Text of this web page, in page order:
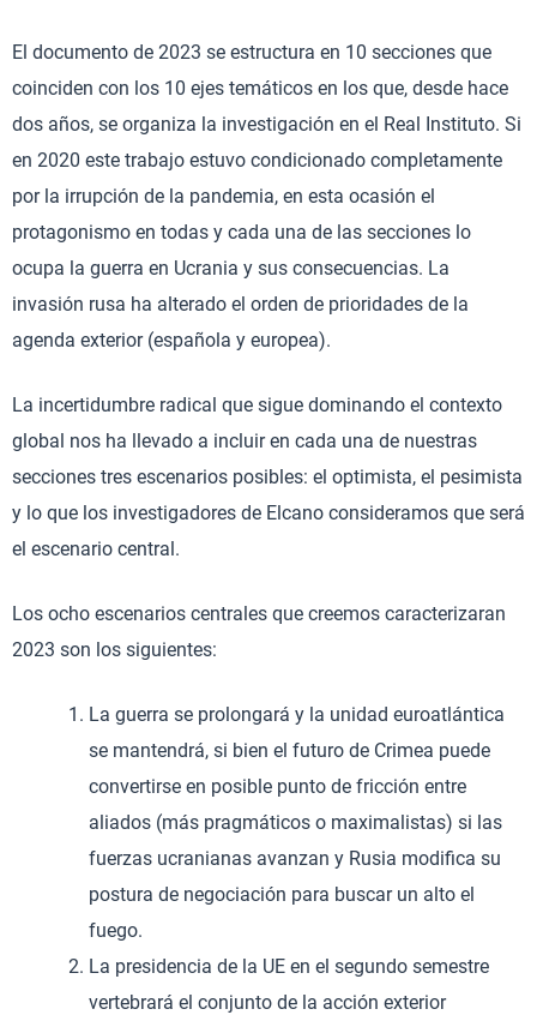
El documento de 2023 se estructura en 10 secciones que
coinciden con los 10 ejes temáticos en los que, desde hace
dos años, se organiza la investigación en el Real Instituto. Si
en 2020 este trabajo estuvo condicionado completamente
por la irrupción de la pandemia, en esta ocasión el
protagonismo en todas y cada una de las secciones lo
ocupa la guerra en Ucrania y sus consecuencias. La
invasión rusa ha alterado el orden de prioridades de la
agenda exterior (española y europea).
La incertidumbre radical que sigue dominando el contexto
global nos ha llevado a incluir en cada una de nuestras
secciones tres escenarios posibles: el optimista, el pesimista
y lo que los investigadores de Elcano consideramos que será
el escenario central.
Los ocho escenarios centrales que creemos caracterizaran
2023 son los siguientes:
La guerra se prolongará y la unidad euroatlántica
se mantendrá, si bien el futuro de Crimea puede
convertirse en posible punto de fricción entre
aliados (más pragmáticos o maximalistas) si las
fuerzas ucranianas avanzan y Rusia modifica su
postura de negociación para buscar un alto el
fuego.
La presidencia de la UE en el segundo semestre
vertebrará el conjunto de la acción exterior